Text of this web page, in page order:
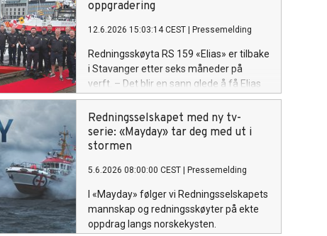
oppgradering
12.6.2026 15:03:14 CEST Pressemelding
Redningsskøyta RS 159 «Elias» er tilbake
i Stavanger etter seks måneder på
verft. – Det blir en sann glede å få Elias
tilbake i operativ tjeneste her i Rogaland,
sier operativ leder i RSRK Stavanger,
Bengt Olav Gåsøy.
Redningsselskapet med ny tv-
serie: «Mayday» tar deg med ut i
stormen
5.6.2026 08:00:00 CEST Pressemelding
I «Mayday» følger vi Redningsselskapets
mannskap og redningsskøyter på ekte
oppdrag langs norskekysten.